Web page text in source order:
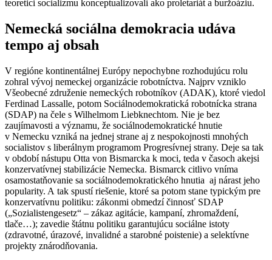
teoretici socializmu konceptualizovali ako proletariát a buržoáziu.
Nemecká sociálna demokracia udáva
tempo aj obsah
V regióne kontinentálnej Európy nepochybne rozhodujúcu rolu
zohral vývoj nemeckej organizácie robotníctva. Najprv vzniklo
Všeobecné združenie nemeckých robotníkov (ADAK), ktoré viedol
Ferdinad Lassalle, potom Sociálnodemokratická robotnícka strana
(SDAP) na čele s Wilhelmom Liebknechtom. Nie je bez
zaujímavosti a významu, že sociálnodemokratické hnutie
v Nemecku vzniká na jednej strane aj z nespokojnosti mnohých
socialistov s liberálnym programom Progresívnej strany. Deje sa tak
v období nástupu Otta von Bismarcka k moci, teda v časoch akejsi
konzervatívnej stabilizácie Nemecka. Bismarck citlivo vníma
osamostatňovanie sa sociálnodemokratického hnutia aj nárast jeho
popularity. A tak spustí riešenie, ktoré sa potom stane typickým pre
konzervatívnu politiku: zákonmi obmedzí činnosť SDAP
(„Sozialistengesetz“ – zákaz agitácie, kampaní, zhromaždení,
tlače…); zavedie štátnu politiku garantujúcu sociálne istoty
(zdravotné, úrazové, invalidné a starobné poistenie) a selektívne
projekty znárodňovania.